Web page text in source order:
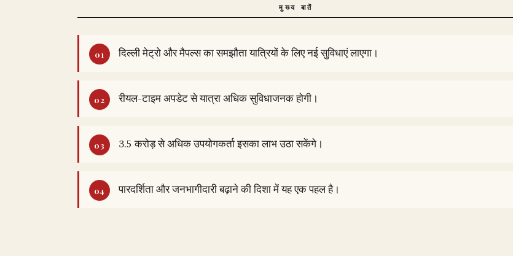
मुख्य बातें
दिल्ली मेट्रो और मैपल्स का समझौता यात्रियों के लिए नई सुविधाएं लाएगा।
रीयल-टाइम अपडेट से यात्रा अधिक सुविधाजनक होगी।
3.5 करोड़ से अधिक उपयोगकर्ता इसका लाभ उठा सकेंगे।
पारदर्शिता और जनभागीदारी बढ़ाने की दिशा में यह एक पहल है।